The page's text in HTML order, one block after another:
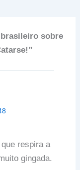
sobre
respira a
gingada.